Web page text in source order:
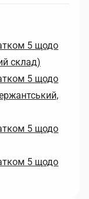
5 щодо
склад)
5 щодо
5 щодо
5 щодо